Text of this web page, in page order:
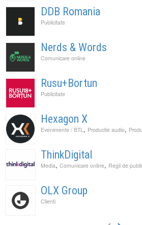
DDB Romania
Publicitate
Nerds & Words
Comunicare online
Rusu+Bortun
Publicitate
Hexagon X
Evenimente / BTL , Productie audio,
ThinkDigital
Media, Comunicare online, Regii de
OLX Group
Clienti